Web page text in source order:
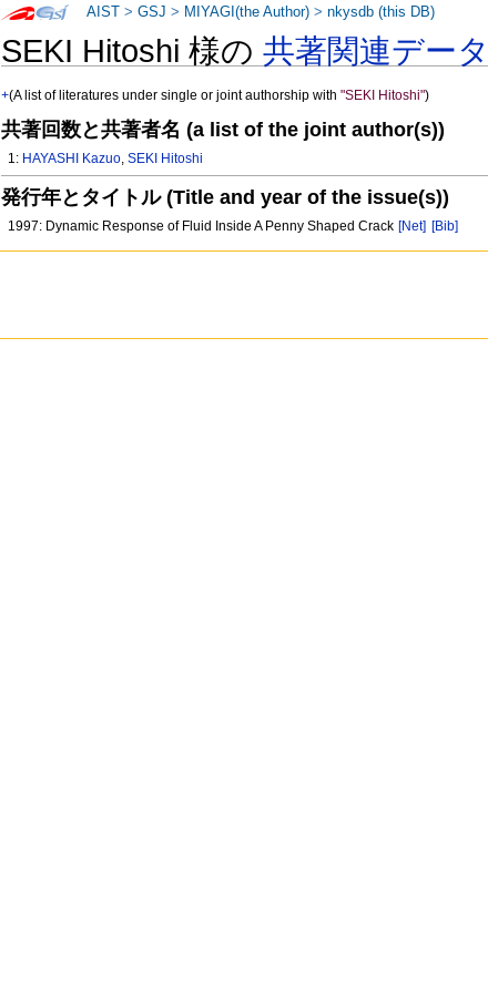
SEKI Hitoshi 様の共著関連デー
+(A list of literatures under single or joint authorship with"SEKI Hitoshi")
共著回数と共著者名 (a list of the joint author(s))
1: HAYASHI Kazuo,SEKI Hitoshi
発行年とタイトル (Title and year of the issue(s))
1997: Dynamic Response of Fluid Inside A Penny Shaped Crack [Net] [Bib]
AIST >GSJ > MIYAGI(the Author) >nkysdb (this DB)